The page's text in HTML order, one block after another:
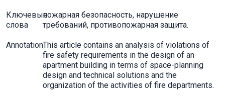
Ключевые
слова
пожарная безопасность, нарушение
требований, противопожарная защита.
AnnotationThis article contains an analysis of violations of
fire safety requirements in the design of an
apartment building in terms of space-planning
design and technical solutions and the
organization of the activities of fire departments.